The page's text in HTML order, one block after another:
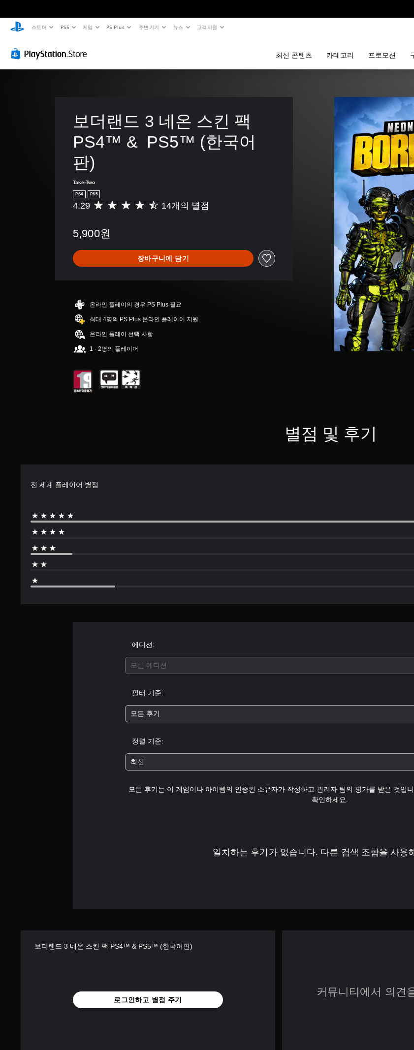
스토어 PS5 게임 PS Plus 주변기기 뉴스 고객지원
최신 콘텐츠 카테고리 프로모션
보더랜드 3 네온 스킨 팩
PS4™ &  PS5™ (한국어
판)
Take-Two
PS4 PS5
총
별
으
로
터
개
별
중
균
4
9
별
4.29 14개의 별점
5,900원
장바구니에 담기
온라인 플레이의 경우 PS Plus 필요
최대 4명의 PS Plus 온라인 플레이어 지원
온라인 플레이 선택 사항
1 - 2명의 플레이어
별점 및 후기
전 세계 플레이어 별점
에디션:
모든 에디션
필터 기준:
모든 후기
정렬 기준:
최신
모든 후기는 이 게임이나 아이템의 인증된 소유자가 작성하고 관리자 팀의 평가를 받은 것입
확인하세요.
일치하는 후기가 없습니다. 다른 검색 조합을 사용
보더랜드 3 네온 스킨 팩 PS4™ & PS5™ (한국어판)
로그인하고 별점 주기
커뮤니티에서 의견